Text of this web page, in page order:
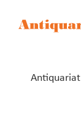
Inhalt
Antiquariat